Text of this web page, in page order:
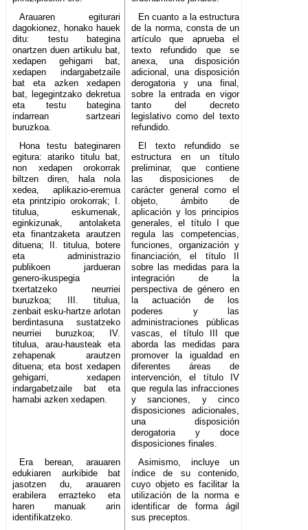
Arauaren egiturari
dagokionez, honako hauek
ditu: testu bategina
onartzen duen artikulu bat,
xedapen gehigarri bat,
xedapen indargabetzaile
bat eta azken xedapen
bat, legegintzako dekretua
eta testu bategina
indarrean sartzeari
buruzkoa.
En cuanto a la estructura
de la norma, consta de un
artículo que aprueba el
texto refundido que se
anexa, una disposición
adicional, una disposición
derogatoria y una final,
sobre la entrada en vigor
tanto del decreto
legislativo como del texto
refundido.
Hona testu bateginaren
egitura: atariko titulu bat,
non xedapen orokorrak
biltzen diren, hala nola
xedea, aplikazio-eremua
eta printzipio orokorrak; I.
titulua, eskumenak,
eginkizunak, antolaketa
eta finantzaketa arautzen
dituena; II. titulua, botere
eta administrazio
publikoen jardueran
genero-ikuspegia
txertatzeko neurriei
buruzkoa; III. titulua,
zenbait esku-hartze arlotan
berdintasuna sustatzeko
neurriei buruzkoa; IV.
titulua, arau-hausteak eta
zehapenak arautzen
dituena; eta bost xedapen
gehigarri, xedapen
indargabetzaile bat eta
hamabi azken xedapen.
El texto refundido se
estructura en un título
preliminar, que contiene
las disposiciones de
carácter general como el
objeto, ámbito de
aplicación y los principios
generales, el título I que
regula las competencias,
funciones, organización y
financiación, el título II
sobre las medidas para la
integración de la
perspectiva de género en
la actuación de los
poderes y las
administraciones públicas
vascas, el título III que
aborda las medidas para
promover la igualdad en
diferentes áreas de
intervención, el título IV
que regula las infracciones
y sanciones, y cinco
disposiciones adicionales,
una disposición
derogatoria y doce
disposiciones finales.
Era berean, arauaren
edukiaren aurkibide bat
jasotzen du, arauaren
erabilera errazteko eta
haren manuak arin
identifikatzeko.
Asimismo, incluye un
índice de su contenido,
cuyo objeto es facilitar la
utilización de la norma e
identificar de forma ágil
sus preceptos.